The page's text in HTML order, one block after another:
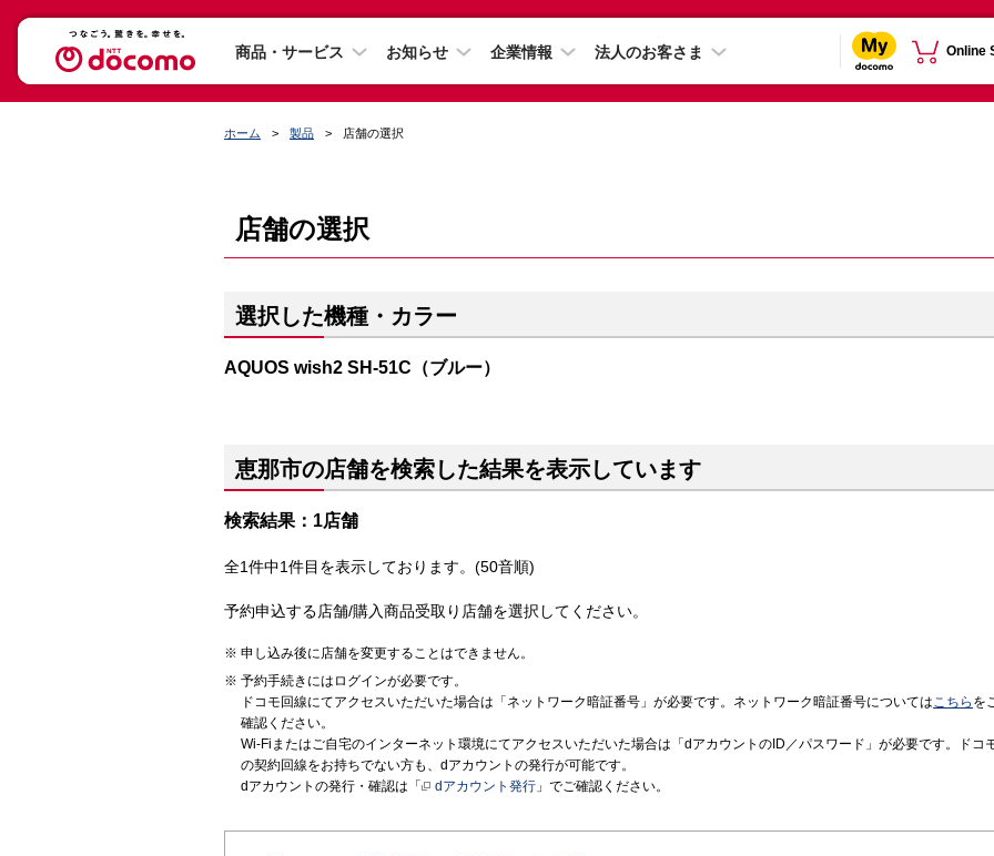
商品・サービス お知らせ 企業情報 法人のお客さま Online
ホーム 製品 店舗の選択
店舗の選択
選択した機種・カラー
AQUOS wish2 SH-51C（ブルー）
恵那市の店舗を検索した結果を表示しています
検索結果：1店舗
全1件中1件目を表示しております。(50音順)
予約申込する店舗/購入商品受取り店舗を選択してください。
申し込み後に店舗を変更することはできません。
予約手続きにはログインが必要です。
ドコモ回線にてアクセスいただいた場合は「ネットワーク暗証番号」が必要です。ネットワーク暗証番号についてはこちら を
確認ください。
Wi-Fiまたはご自宅のインターネット環境にてアクセスいただいた場合は「dアカウントのID／パスワード」が必要です。ドコ
の契約回線をお持ちでない方も、dアカウントの発行が可能です。
dアカウントの発行・確認は「
dアカウント発行 」でご確認ください。